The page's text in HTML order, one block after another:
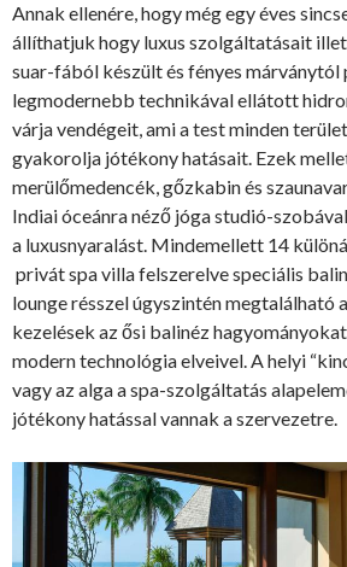
Annak ellenére, hogy még egy éves
állíthatjuk hogy luxus szolgáltatásait
suar-fából készült és fényes márványtól
legmodernebb technikával ellátott
várja vendégeit, ami a test minden
gyakorolja jótékony hatásait. Ezek
merülőmedencék, gőzkabin és
Indiai óceánra néző jóga studió-
a luxusnyaralást. Mindemellett 14
privát spa villa felszerelve speciális
lounge résszel úgyszintén megtalálható
kezelések az ősi balinéz
modern technológia elveivel. A helyi
vagy az alga a spa-szolgáltatás
jótékony hatással vannak a szervezetre.